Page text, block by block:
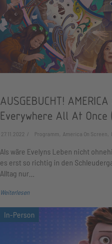
AUSGEBUCHT!
Everywhere All At Once
27.11.2022 Programm, America On
Als wäre Evelyns Leben nicht
es erst so richtig in den
Alltag nur…
Weiterlesen